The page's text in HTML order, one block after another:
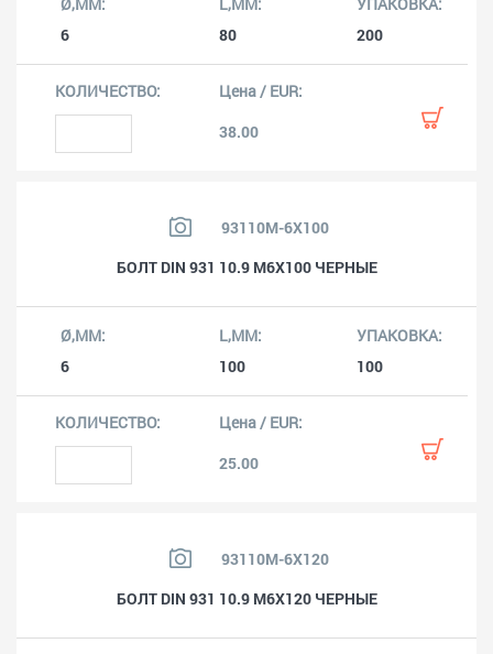
6 80 200
38.00
93110M-6X100
БОЛТ DIN 931 10.9 M6X100 ЧЕРНЫЕ
6 100 100
25.00
93110M-6X120
БОЛТ DIN 931 10.9 M6X120 ЧЕРНЫЕ